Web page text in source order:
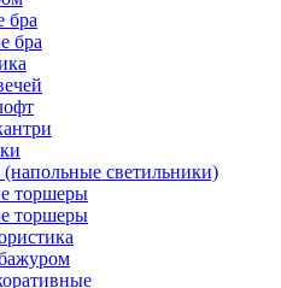
бра
бра
светильники)
торшеры
торшеры